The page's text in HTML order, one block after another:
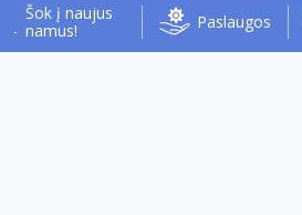
Šok į naujus
namus!
Paslaugos